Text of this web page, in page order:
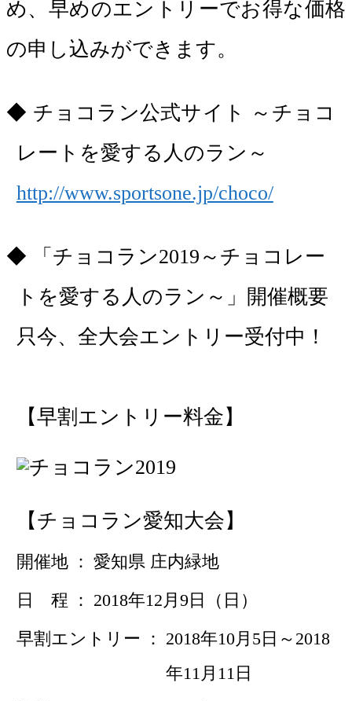
め、早めのエントリーでお得な価格
の申し込みができます。
チョコラン公式サイト ～チョコ
レートを愛する人のラン～
http://www.sportsone.jp/choco/
「チョコラン2019～チョコレー
トを愛する人のラン～」開催概要
只今、全大会エントリー受付中！
【早割エントリー料金】
【チョコラン愛知大会】
開催地
愛知県 庄内緑地
日 程
2018年12月9日（日）
早割エントリー
2018年10月5日～2018
年11月11日